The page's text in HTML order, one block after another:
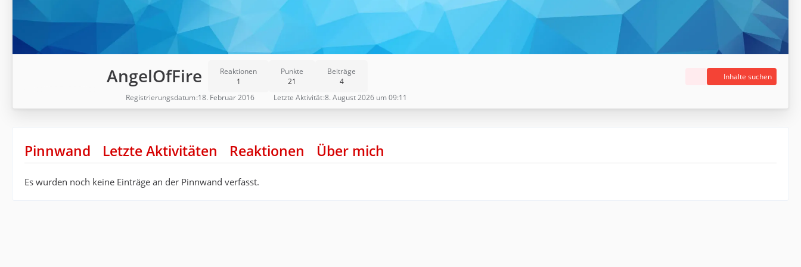
AngelOfFire
Reaktionen
1
Punkte
21
Beiträge
4
Inhalte suchen
Registrierungsdatum 18. Februar 2016 Letzte Aktivität 8. August 2026 um 09:11
Pinnwand Letzte Aktivitäten Reaktionen Über mich
Es wurden noch keine Einträge an der Pinnwand verfasst.